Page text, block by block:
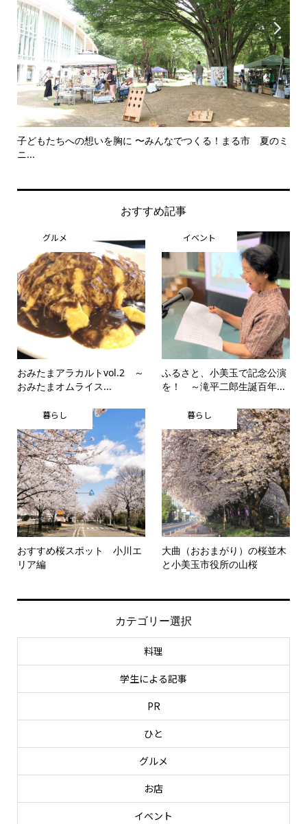

子どもたちへの想いを胸に 〜みんなでつくる！まる市 夏のミ
ニ...

おすすめ記事
グルメ
おみたまアラカルトvol.2 ～
おみたまオムライス...
イベント
ふるさと、小美玉で記念公演
を！ ～滝平二郎生誕百年...
暮らし
おすすめ桜スポット 小川エ
リア編
暮らし
大曲（おおまがり）の桜並木
と小美玉市役所の山桜
カテゴリー選択
料理
学生による記事
PR
ひと
グルメ
お店
イベント